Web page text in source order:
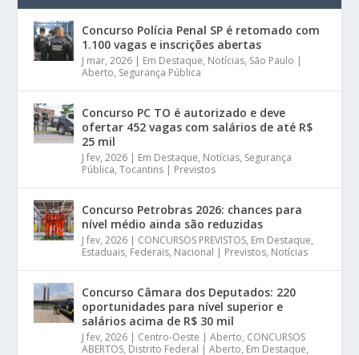
Concurso Polícia Penal SP é retomado com
1.100 vagas e inscrições abertas
J mar, 2026 | Em Destaque, Notícias, São Paulo |
Aberto, Segurança Pública
Concurso PC TO é autorizado e deve
ofertar 452 vagas com salários de até R$
25 mil
J fev, 2026 | Em Destaque, Notícias, Segurança
Pública,Tocantins | Previstos
Concurso Petrobras 2026: chances para
nível médio ainda são reduzidas
J fev, 2026 | CONCURSOS PREVISTOS, Em Destaque,
Estaduais, Federais, Nacional | Previstos, Notícias
Concurso Câmara dos Deputados: 220
oportunidades para nível superior e
salários acima de R$ 30 mil
J fev, 2026 | Centro-Oeste | Aberto, CONCURSOS
ABERTOS, Distrito Federal | Aberto, Em Destaque,